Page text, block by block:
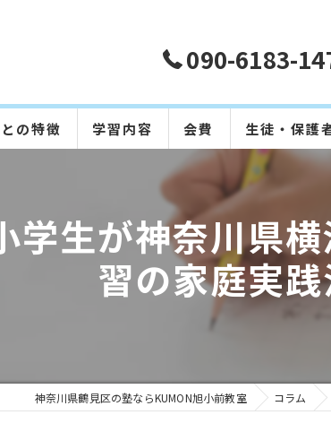
090-6183-
の特徴 学習内容
数学
英語
会費 生徒・保護
学生が神奈川県
習の家庭実
神奈川県鶴見区の塾ならKUMON旭小前教室 コラム